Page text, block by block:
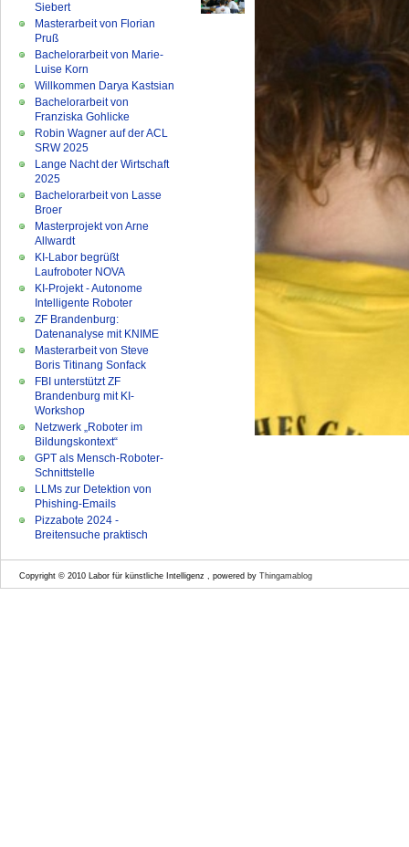
Siebert
Masterarbeit von Florian
Pruß
Bachelorarbeit von Marie-
Luise Korn
Willkommen Darya Kastsian
Bachelorarbeit von
Franziska Gohlicke
Robin Wagner auf der ACL
SRW 2025
Lange Nacht der Wirtschaft
2025
Bachelorarbeit von Lasse
Broer
Masterprojekt von Arne
Allwardt
KI-Labor begrüßt
Laufroboter NOVA
KI-Projekt - Autonome
Intelligente Roboter
ZF Brandenburg:
Datenanalyse mit KNIME
Masterarbeit von Steve
Boris Titinang Sonfack
FBI unterstützt ZF
Brandenburg mit KI-
Workshop
Netzwerk „Roboter im
Bildungskontext“
GPT als Mensch-Roboter-
Schnittstelle
LLMs zur Detektion von
Phishing-Emails
Pizzabote 2024 -
Breitensuche praktisch
Copyright © 2010 Labor für künstliche Intelligenz , powered by Thingamablog